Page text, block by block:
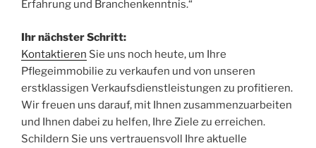
Erfahrung und Branchenkenntnis.“
Ihr nächster Schritt:
Kontaktieren Sie uns noch heute, um Ihre
Pflegeimmobilie zu verkaufen und von unseren
erstklassigen Verkaufsdienstleistungen zu profitieren.
Wir freuen uns darauf, mit Ihnen zusammenzuarbeiten
und Ihnen dabei zu helfen, Ihre Ziele zu erreichen.
Schildern Sie uns vertrauensvoll Ihre aktuelle